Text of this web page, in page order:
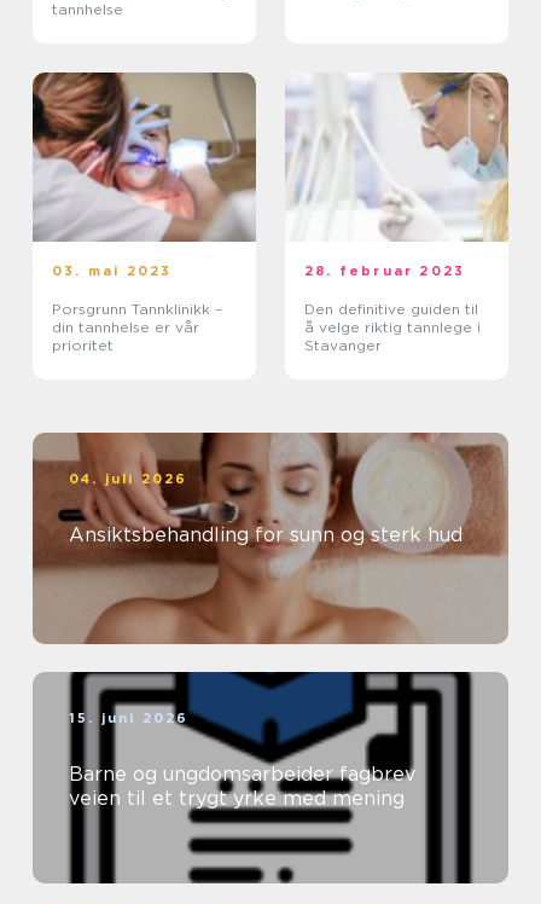
tannhelse
03. mai 2023
Porsgrunn Tannklinikk –
din tannhelse er vår
prioritet
28. februar 2023
Den definitive guiden til
å velge riktig tannlege i
Stavanger
04. juli 2026
Ansiktsbehandling for sunn og sterk hud
15. juni 2026
Barne og ungdomsarbeider fagbrev
veien til et trygt yrke med mening